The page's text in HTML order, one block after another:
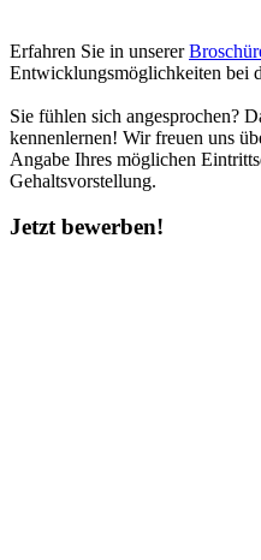
Erfahren Sie in unserer
Entwicklungsmöglichkeiten bei
Sie fühlen sich angesprochen?
kennenlernen! Wir freuen uns
Angabe Ihres möglichen
Gehaltsvorstellung.
Jetzt bewerben!